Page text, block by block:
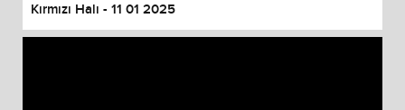
Kırmızı Halı - 11 01 2025